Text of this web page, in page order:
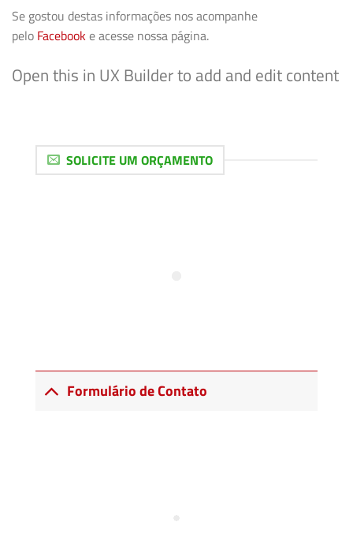
Se gostou destas informações nos acompanhe
pelo Facebooke acesse nossa página.
Open this in UX Builder to add and edit content
SOLICITE UM ORÇAMENTO
Formulário de Contato